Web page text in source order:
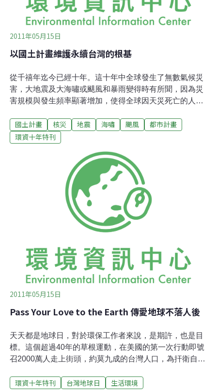
2011年05月15日
以國土計畫維護永續台灣的根基
從千禧年迄今已經十年。這十年中全球發生了無數氣候災
害，大地震及大海嘯或颶風和暴雨變得時有所聞，因為災
害規模與發生頻率顯著增加，使得全球因天災死亡的人數
題。台灣才從921大地震逐漸復甦，隨即遭受莫拉克颱風
災害，另外，長期以來西部沿海地層下陷問題，加上近年
地震更造成嚴重複合型災害，核電廠爆炸輻射污染擴散，
隨著大氣與海洋環流影響全球生態，防災、減災調適措施
成了全球必須共同面對的環境考題。因此，永續發展的概
念已修正為必須以健全的生態環境為基礎，社會與經濟才
能持續發展。台灣身為地球村的一員，除藉由國土計畫及
節能減碳等政策維護台灣環境的永續根基，並應積極透過
區域或國際合作，減緩地球暖化與降低災害的發生。經濟
灣無疑是關鍵議題。台灣深受國際影響，由華爾街
國土計畫 核災 地震 海嘯 颶風
都市計畫
環資十年特刊
2011年05月15日
Pass Your Love to the Earth 傳愛地球不落人後
天天都是地球日，對於環保工作者來說，是期許，也是目
標。這個超過40年的草根運動，在美國的第一次行動即號
召2000萬人走上街頭，約莫九成的台灣人口，為扞衛自己
凡。地球日的訴求，突顯保護環境不再只是政府的事、別
環資十年特刊 台灣地球日 生活環境